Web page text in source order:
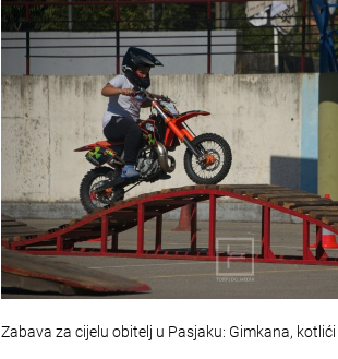
Zabava za cijelu obitelj u Pasjaku: Gimkana,